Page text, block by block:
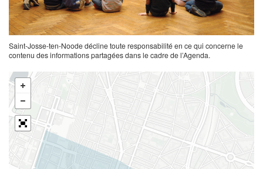
Saint-Josse-ten-Noode décline toute responsabilité en ce qui concerne le
contenu des informations partagées dans le cadre de l’Agenda.